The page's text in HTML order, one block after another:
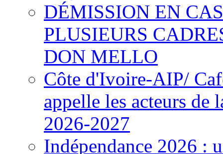
DÉMISSION EN
PLUSIEURS
DON MELLO
Côte d'Ivoire-AIP/
appelle les acteurs de
2026-2027
Indépendance 2026 :